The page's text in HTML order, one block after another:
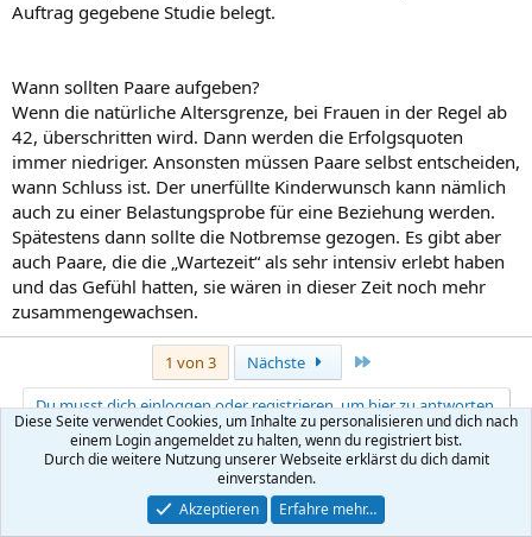
Auftrag gegebene Studie belegt.
Wann sollten Paare aufgeben?
Wenn die natürliche Altersgrenze, bei Frauen in der Regel ab
42, überschritten wird. Dann werden die Erfolgsquoten
immer niedriger. Ansonsten müssen Paare selbst entscheiden,
wann Schluss ist. Der unerfüllte Kinderwunsch kann nämlich
auch zu einer Belastungsprobe für eine Beziehung werden.
Spätestens dann sollte die Notbremse gezogen. Es gibt aber
auch Paare, die die „Wartezeit“ als sehr intensiv erlebt haben
und das Gefühl hatten, sie wären in dieser Zeit noch mehr
zusammengewachsen.
1 von 3 Nächste
Du musst dich einloggen oder registrieren, um hier zu antworten.
Teilen: X (Twitter)
BlueskyLinkedInRedditPinterestTumblrWhatsApp
E-MailLink
Kinderwunsch + künstliche Befruchtung
Diese Seite verwendet Cookies, um Inhalte zu personalisieren und dich nach
einem Login angemeldet zu halten, wenn du registriert bist.
Durch die weitere Nutzung unserer Webseite erklärst du dich damit
einverstanden.
Akzeptieren
Erfahre mehr…